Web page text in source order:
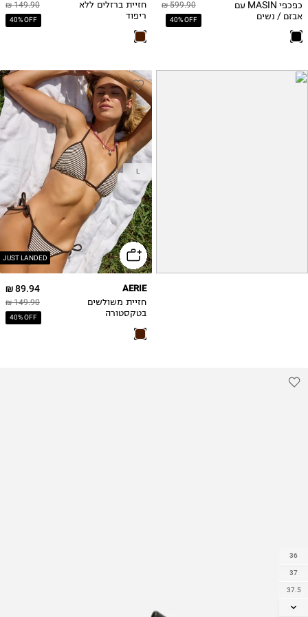
599.90 ₪
40% OFF
כפכפי MASIN עם
אבזם / נשים
149.90 ₪
40% OFF
חזיית ברזלים ללא
ריפוד
JUST LANDED
L
89.94 ₪
149.90 ₪
40% OFF
AERIE
חזיית משולשים
בטקסטורה
36
37
37.5
38